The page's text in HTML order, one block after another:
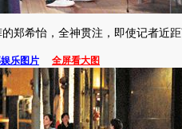
郑希怡，全神贯注，即使记者近
乐图片 全屏看大图